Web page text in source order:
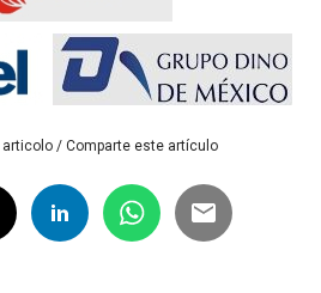
/ Comparte este artículo